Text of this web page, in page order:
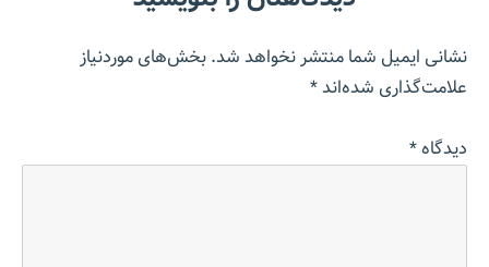
نشانی ایمیل شما منتشر نخواهد شد.بخش‌های موردنیاز
علامت‌گذاری شده‌اند*
دیدگاه*